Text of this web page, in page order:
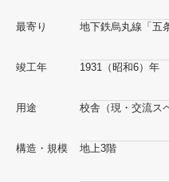
最寄り 地下鉄烏丸線「五
竣工年 1931（昭和6）年
用途 校舎（現・交流ス
構造・規模 地上3階